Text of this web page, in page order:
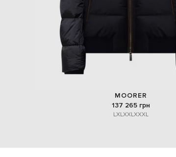
MOORER
137 265 грн
LXLXXLXXXL